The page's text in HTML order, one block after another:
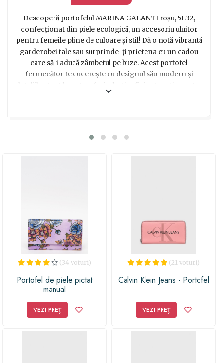
Descoperă portofelul MARINA GALANTI roșu, 5L32,
confecționat din piele ecologică, un accesoriu uluitor
pentru femeile pline de culoare și stil! Dă o notă vibrantă
garderobei tale sau surprinde-ți prietena cu un cadou
care să-i aducă zâmbetul pe buze. Acest portofel
fermecător te cucerește cu designul său modern și
detaliile atent lucrate, oferindu-ți suficient spațiu pentru
privirile și vei emana stil și eleganță în fiecare zi. Nu mai
(34 voturi)
Portofel de piele pictat
manual
VEZI PREȚ
(21 voturi)
Calvin Klein Jeans - Portofel
VEZI PREȚ